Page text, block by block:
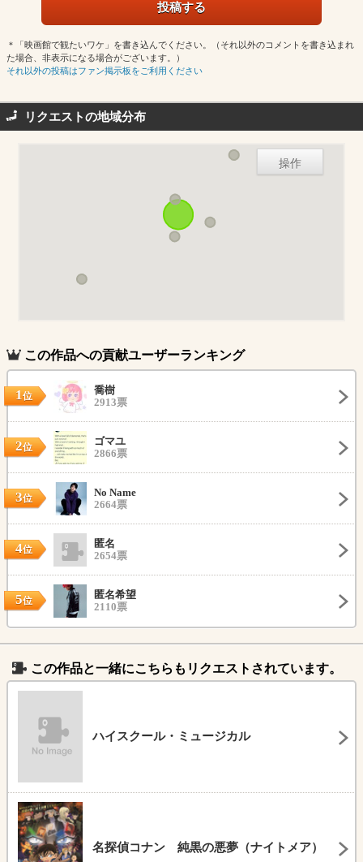
＊「映画館で観たいワケ」を書き込んでください。（それ以外のコメントを書き込まれ
た場合、非表示になる場合がございます。）
それ以外の投稿はファン掲示板をご利用ください
リクエストの地域分布
操作
この作品への貢献ユーザーランキング
1位
喬樹
2913票
2位
ゴマユ
2866票
3位
No Name
2664票
4位
匿名
2654票
5位
匿名希望
2110票
この作品と一緒にこちらもリクエストされています。
ハイスクール・ミュージカル
名探偵コナン 純黒の悪夢（ナイトメア）